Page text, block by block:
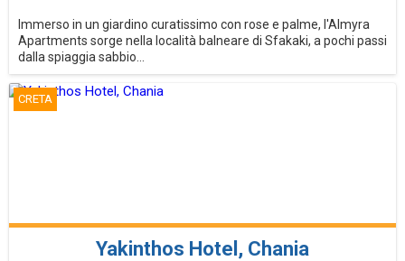
Immerso in un giardino curatissimo con rose e palme, l'Almyra
Apartments sorge nella località balneare di Sfakaki, a pochi passi
dalla spiaggia sabbio...
CRETA
Yakinthos Hotel, Chania